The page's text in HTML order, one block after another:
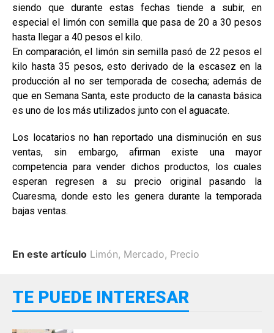
siendo que durante estas fechas tiende a subir, en
especial el limón con semilla que pasa de 20 a 30 pesos
hasta llegar a 40 pesos el kilo.
En comparación, el limón sin semilla pasó de 22 pesos el
kilo hasta 35 pesos, esto derivado de la escasez en la
producción al no ser temporada de cosecha; además de
que en Semana Santa, este producto de la canasta básica
es uno de los más utilizados junto con el aguacate.
Los locatarios no han reportado una disminución en sus
ventas, sin embargo, afirman existe una mayor
competencia para vender dichos productos, los cuales
esperan regresen a su precio original pasando la
Cuaresma, donde esto les genera durante la temporada
bajas ventas.
En este artículo Limón, Mercado, Precio
TE PUEDE INTERESAR